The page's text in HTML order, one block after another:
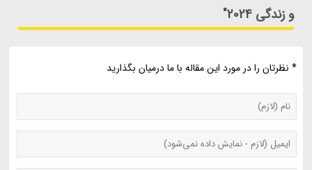
و زندگی 2024"
* نظرتان را در مورد این مقاله با ما درمیان بگذارید